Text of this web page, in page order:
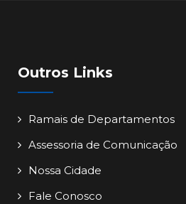
Outros Links
Ramais de Departamentos
Assessoria de Comunicação
Nossa Cidade
Fale Conosco